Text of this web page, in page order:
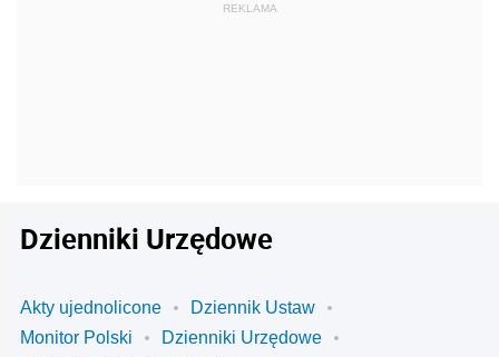
Dzienniki Urzędowe
Akty ujednolicone
Dziennik Ustaw
Monitor Polski
Dzienniki Urzędowe